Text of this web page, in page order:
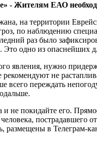
ЕАО
на территории
по наблюдению
раз было
Это одно из
явления, нужно
не
всего переждать
и не покидайте его.
размещены в